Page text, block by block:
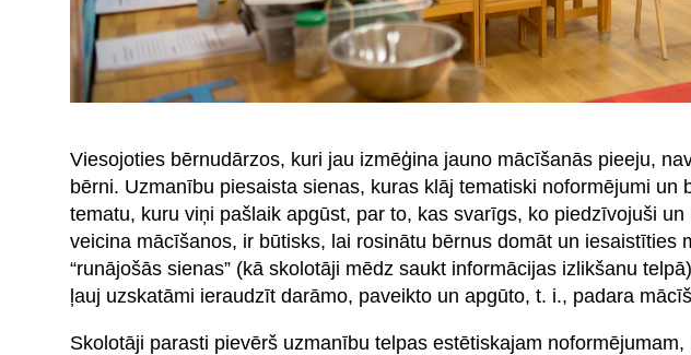
Viesojoties bērnudārzos, kuri jau izmēģina jauno mācīšanās pieeju,
bērni. Uzmanību piesaista sienas, kuras klāj tematiski noformējumi
tematu, kuru viņi pašlaik apgūst, par to, kas svarīgs, ko piedzīvojuši
veicina mācīšanos, ir būtisks, lai rosinātu bērnus domāt un iesaistīties
“runājošās sienas” (kā skolotāji mēdz saukt informācijas izlikšanu
ļauj uzskatāmi ieraudzīt darāmo, paveikto un apgūto, t. i., padara
Skolotāji parasti pievērš uzmanību telpas estētiskajam